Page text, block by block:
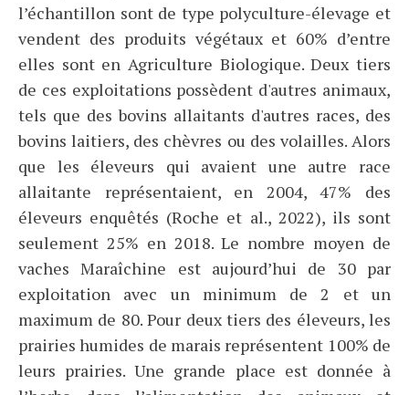
l’échantillon sont de type polyculture-élevage et
vendent des produits végétaux et 60% d’entre
elles sont en Agriculture Biologique. Deux tiers
de ces exploitations possèdent d'autres animaux,
tels que des bovins allaitants d'autres races, des
bovins laitiers, des chèvres ou des volailles. Alors
que les éleveurs qui avaient une autre race
allaitante représentaient, en 2004, 47% des
éleveurs enquêtés (Roche et al., 2022), ils sont
seulement 25% en 2018. Le nombre moyen de
vaches Maraîchine est aujourd’hui de 30 par
exploitation avec un minimum de 2 et un
maximum de 80. Pour deux tiers des éleveurs, les
prairies humides de marais représentent 100% de
leurs prairies. Une grande place est donnée à